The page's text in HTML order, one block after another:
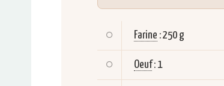
Farine :250 g
Oeuf : 1